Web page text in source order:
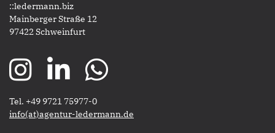
::ledermann.biz
Mainberger Straße 12
97422 Schweinfurt
Tel. +49 9721 75977-0
​​​​​​​info(at)agentur-ledermann.de